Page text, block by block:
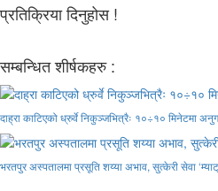
प्रतिक्रिया दिनुहोस !
सम्बन्धित शीर्षकहरु :
दाह्रा काटिएको ध्रुर्वे निकुञ्जभित्रैः १०÷१० मिनेटमा
भरतपुर अस्पतालमा प्रसूति शय्या अभाव, सुत्केरी सेवा